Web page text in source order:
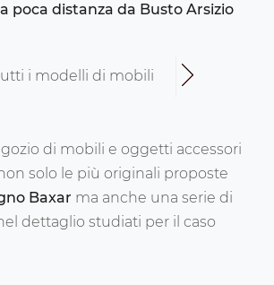
poca distanza da Busto Arsizio
i modelli di mobili
di mobili e oggetti accessori
solo le più originali proposte
Baxar ma anche una serie di
dettaglio studiati per il caso